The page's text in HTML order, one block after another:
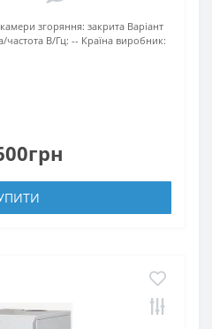
згоряння: закрита Варіант
частота В/Гц: -- Країна виробник: